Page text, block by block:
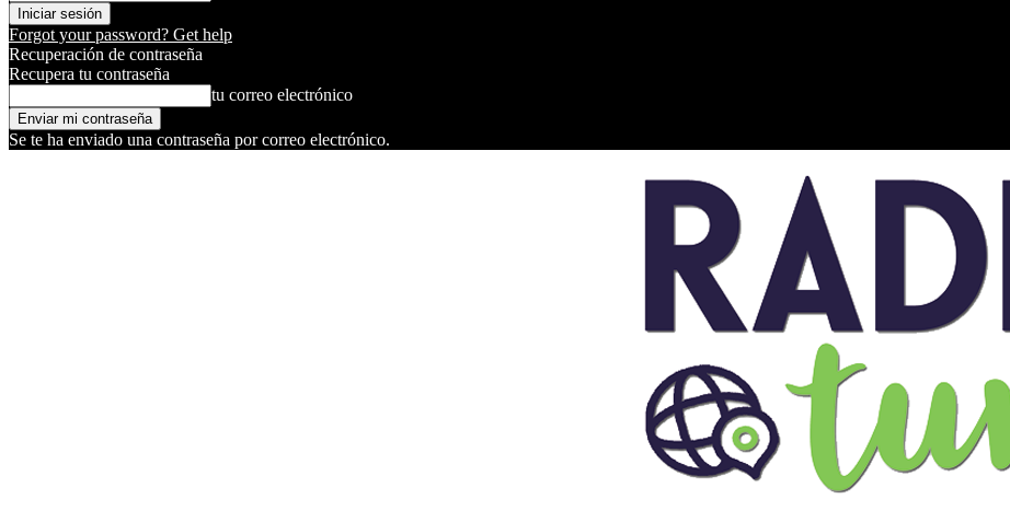
Forgot your password? Get help
Recuperación de contraseña
Recupera tu contraseña
tu correo electrónico
Se te ha enviado una contraseña por correo electrónico.